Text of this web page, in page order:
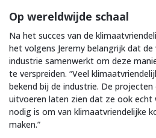
Op wereldwijde schaal
Na het succes van de
het volgens Jeremy belangrijk dat
industrie samenwerkt om deze
te verspreiden. “Veel
bekend bij de industrie. De
uitvoeren laten zien dat ze ook echt
nodig is om van klimaatvriendelijke
maken.”